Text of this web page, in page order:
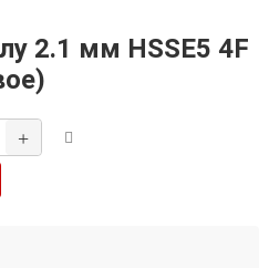
2.1 мм HSSE5 4F
+